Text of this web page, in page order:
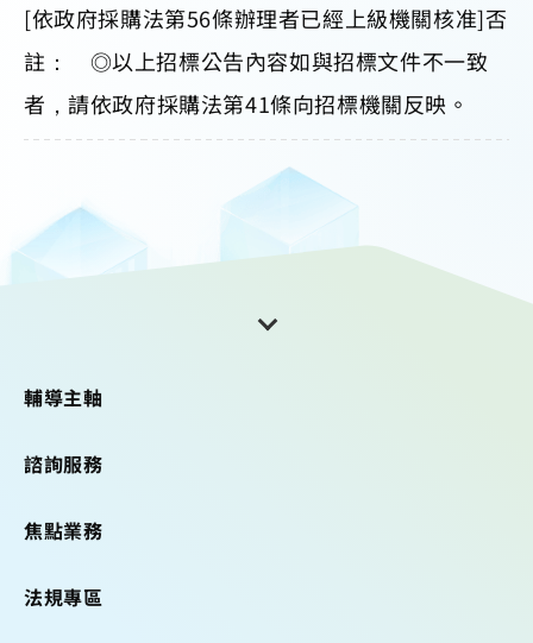
[依政府採購法第56條辦理者已經上級機關核准]否
註： ◎以上招標公告內容如與招標文件不一致
者，請依政府採購法第41條向招標機關反映。
輔導主軸
諮詢服務
焦點業務
法規專區